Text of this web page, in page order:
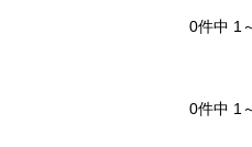
0件中 1
0件中 1